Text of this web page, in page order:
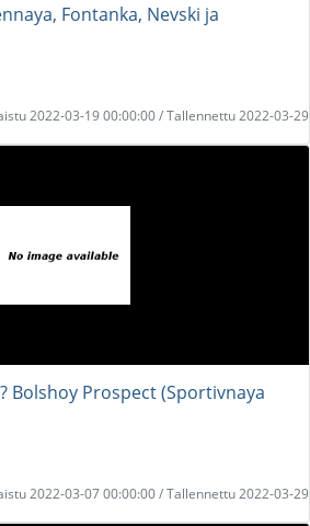
Fontanka, Nevski ja
2022-03-19 00:00:00 / Tallennettu 2022-03-29
Bolshoy Prospect (Sportivnaya
2022-03-07 00:00:00 / Tallennettu 2022-03-29